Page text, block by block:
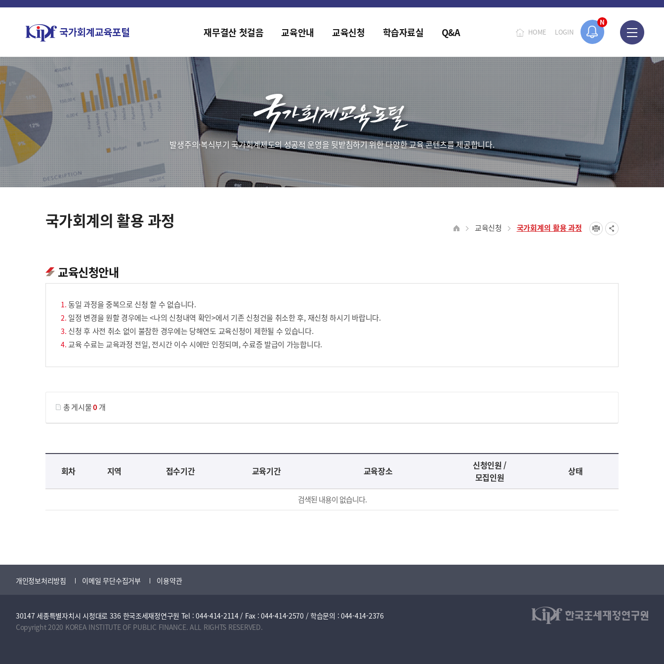
N
2019년도 국가회계 전문교육 사전수요조사 안내
HOME LOGIN
재무결산 첫걸음 교육안내 교육신청 학습자료실 Q&A
발생주의·복식부기 국가회계제도의 성공적 운영을 뒷받침하기 위한 다양한 교육 콘텐츠를 제공합니다.
국가회계의 활용 과정 교육신청 국가회계의 활용 과정
교육신청안내
동일 과정을 중복으로 신청 할 수 없습니다.
일정 변경을 원할 경우에는 <나의 신청내역 확인>에서 기존 신청건을 취소한 후, 재신청 하시기 바랍니다.
신청 후 사전 취소 없이 불참한 경우에는 당해연도 교육신청이 제한될 수 있습니다.
교육 수료는 교육과정 전일, 전시간 이수 시에만 인정되며, 수료증 발급이 가능합니다.
총 게시물0개
교육신청 목록을 나타낸 표로 회차, 지역, 접수기간, 교육기간, 교육장소, 신청인원/모집인원, 상태로 나뉘어 설명합니다.
회차 지역 접수기간 교육기간 교육장소
신청인원 /
모집인원
상태
검색된 내용이 없습니다.
개인정보처리방침 이메일 무단수집거부 이용약관
30147 세종특별자치시 시청대로 336 한국조세재정연구원 Tel : 044-414-2114 / Fax : 044-414-2570 / 학습문의 : 044-414-2376
Copyright 2020 KOREA INSTITUTE OF PUBLIC FINANCE. ALL RIGHTS RESERVED.